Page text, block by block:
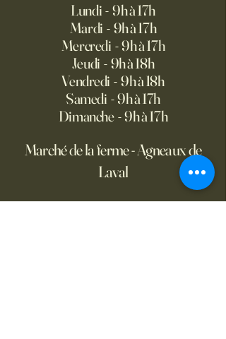
Lundi - 9h à 17h
Mardi - 9h à 17h
Mercredi - 9h à 17h
Jeudi - 9h à 18h
Vendredi - 9h à 18h
Samedi - 9h à 17h
Dimanche - 9h à 17h
Marché de la ferme - Agneaux de
Laval